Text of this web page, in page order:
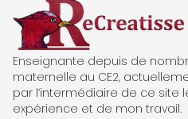
ReCreatisse
Enseignante depuis de
maternelle au CE2,
par l’intermédiaire de ce site
expérience et de mon travail.